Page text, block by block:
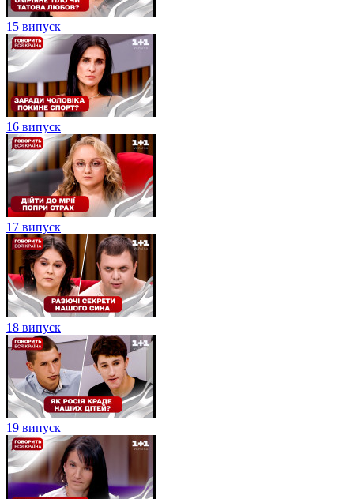
15 випуск
16 випуск
17 випуск
18 випуск
19 випуск